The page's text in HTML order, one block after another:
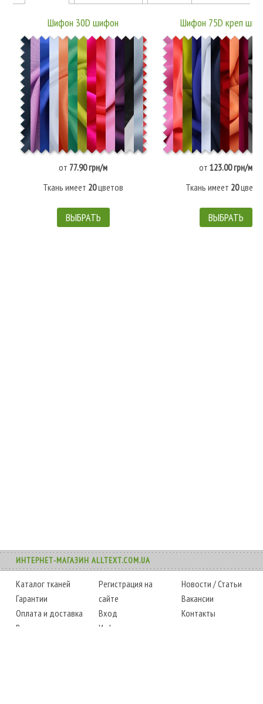
Шифон 30D шифон
от 77.90 грн/м
Ткань имеет 20цветов
ВЫБРАТЬ
Шифон 75D креп
от123.00 грн/м
Ткань имеет 20
ВЫБРАТЬ
ИНТЕРНЕТ-МАГАЗИН ALLTEXT.COM.UA
Каталог тканей
Гарантии
Оплата и доставка
Возврат товара
Регистрация на
сайте
Вход
Информация
Новости /Статьи
Вакансии
Контакты